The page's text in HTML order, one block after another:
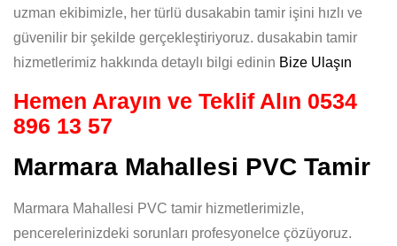
uzman ekibimizle, her türlü dusakabin tamir işini hızlı ve
güvenilir bir şekilde gerçekleştiriyoruz. dusakabin tamir
hizmetlerimiz hakkında detaylı bilgi edinin Bize Ulaşın
Hemen Arayın ve Teklif Alın 0534
896 13 57
Marmara Mahallesi PVC Tamir
Marmara Mahallesi PVC tamir hizmetlerimizle,
pencerelerinizdeki sorunları profesyonelce çözüyoruz.